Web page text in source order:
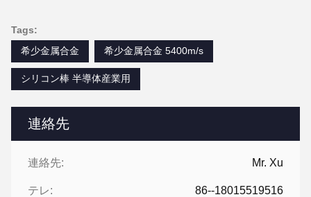
連絡先
連絡先: Mr. Xu
テレ: 86--18015519516
Tags:
希少金属合金
希少金属合金 5400m/s
シリコン棒 半導体産業用